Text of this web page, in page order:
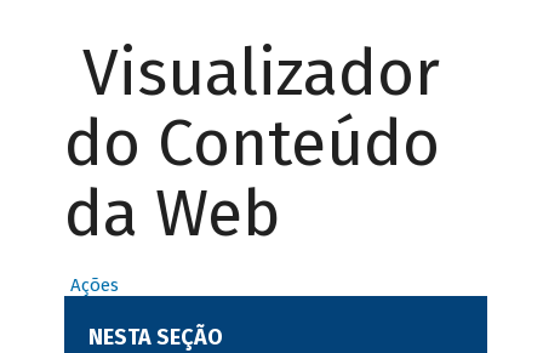
Visualizador
do Conteúdo
da Web
Ações
NESTA SEÇÃO